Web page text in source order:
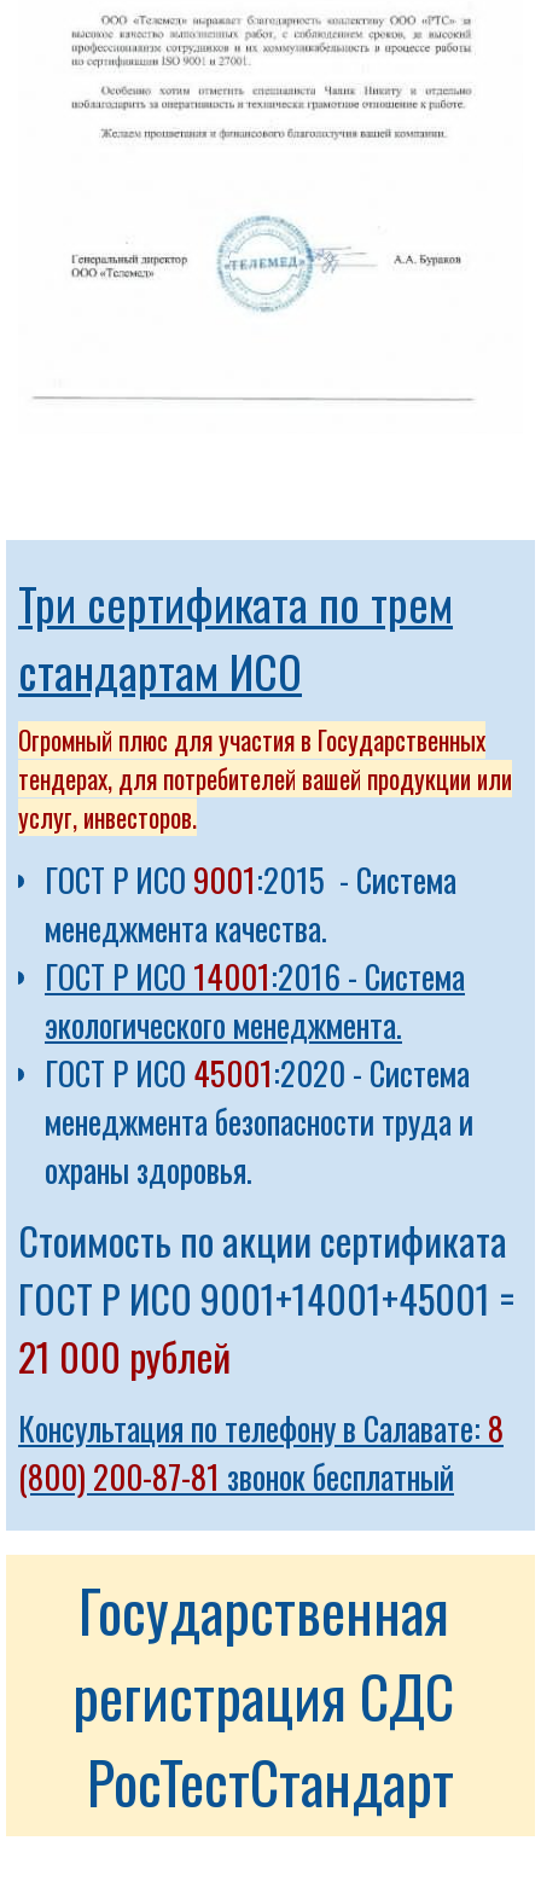
Три сертификата по трем
стандартам ИСО
Огромный плюс для участия в Государственных
тендерах, для потребителей вашей продукции или
услуг, инвесторов.
ГОСТ Р ИСО 9001:2015 - Система
менеджмента качества.
ГОСТ Р ИСО 14001:2016 - Система
экологического менеджмента.
ГОСТ Р ИСО 45001:2020 - Система
менеджмента безопасности труда и
охраны здоровья.
Стоимость по акции сертификата
ГОСТ Р ИСО 9001+14001+45001 =
21 000 рублей
Консультация по телефону в Салавате: 8
(800) 200-87-81 звонок бесплатный
Государственная
регистрация СДС
РосТестСтандарт